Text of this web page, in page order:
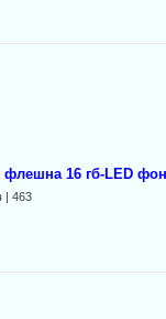
16 гб-LED
| 463